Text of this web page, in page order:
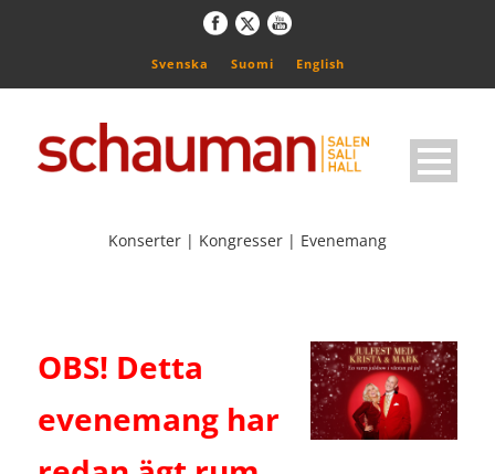
Svenska Suomi English
Konserter | Kongresser | Evenemang
OBS! Detta
evenemang har